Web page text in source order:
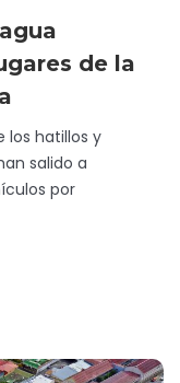
de la
los hatillos y
salido a
por